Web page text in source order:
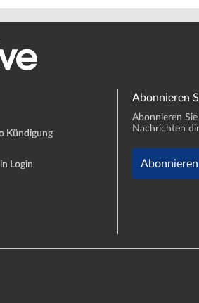
Kündigung
Login
Abonnieren
Abonnieren
Nachrichten
Abonnieren